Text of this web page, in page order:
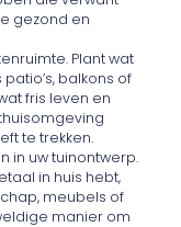
gezond en
Plant wat
balkons of
fris leven en
te trekken.
in uw tuinontwerp.
in huis hebt,
meubels of
manier om